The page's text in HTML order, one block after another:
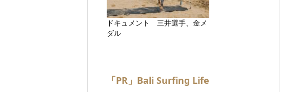
ドキュメント 三井選手、金メ
ダル
「PR」Bali Surfing Life